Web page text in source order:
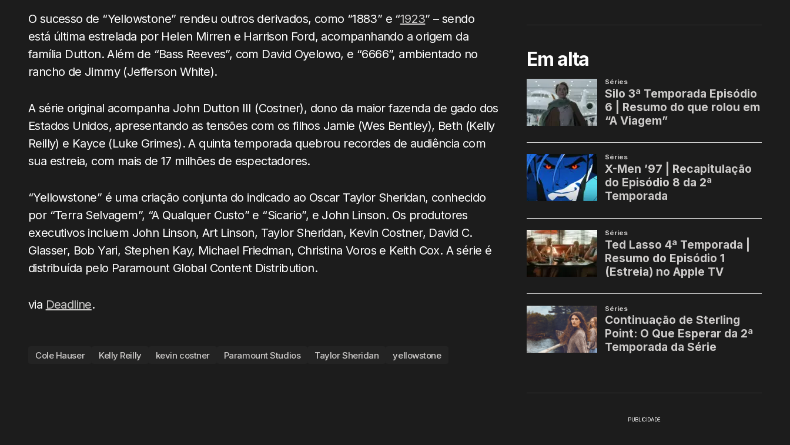
O sucesso de “Yellowstone” rendeu outros derivados, como “1883” e “1923” – sendo
está última estrelada por Helen Mirren e Harrison Ford, acompanhando a origem da
família Dutton. Além de “Bass Reeves”, com David Oyelowo, e “6666”, ambientado no
rancho de Jimmy (Jefferson White).
A série original acompanha John Dutton III (Costner), dono da maior fazenda de gado dos
Estados Unidos, apresentando as tensões com os filhos Jamie (Wes Bentley), Beth (Kelly
Reilly) e Kayce (Luke Grimes). A quinta temporada quebrou recordes de audiência com
sua estreia, com mais de 17 milhões de espectadores.
“Yellowstone” é uma criação conjunta do indicado ao Oscar Taylor Sheridan, conhecido
por “Terra Selvagem”, “A Qualquer Custo” e “Sicario”, e John Linson. Os produtores
executivos incluem John Linson, Art Linson, Taylor Sheridan, Kevin Costner, David C.
Glasser, Bob Yari, Stephen Kay, Michael Friedman, Christina Voros e Keith Cox. A série é
distribuída pelo Paramount Global Content Distribution.
via Deadline.
Cole Hauser Kelly Reilly kevin costner Paramount Studios Taylor Sheridan yellowstone
Em alta
PUBLICIDADE